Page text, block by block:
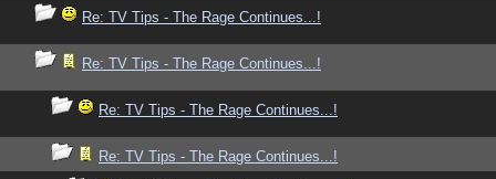
Re: TV Tips - The Rage Continues...!
Re: TV Tips - The Rage Continues...!
Re: TV Tips - The Rage Continues...!
Re: TV Tips - The Rage Continues...!